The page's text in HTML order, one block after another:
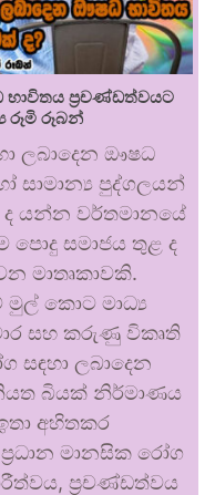
භාවිතය ප්‍රචණ්ඩත්වයට
රූමි රූබන්
ලබාදෙන ඖෂධ
සාමාන්‍ය පුද්ගලයන්
යන්න වර්තමානයේ
සමාජය තුළ ද
මාතෘකාවකි.
මුල් කොට මාධ්‍ය
සහ කරුණු විකෘති
සඳහා ලබාදෙන
බියක් නිර්මාණය
අහිතකර
මානසික රෝග
ප්‍රචණ්ඩත්වය